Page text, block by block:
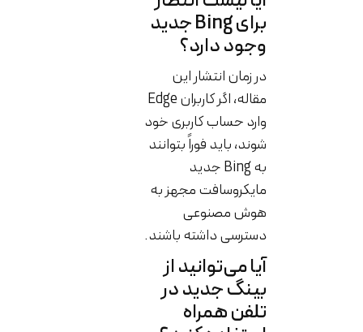
برای Bing جدید
وجود دارد؟
در زمان انتشار این
مقاله، اگر کاربران Edge
وارد حساب کاربری خود
شوند، باید فوراً بتوانند
به Bing جدید
مایکروسافت مجهز به
هوش مصنوعی
دسترسی داشته باشند.
آیا می‌توانید از
بینگ جدید در
تلفن همراه